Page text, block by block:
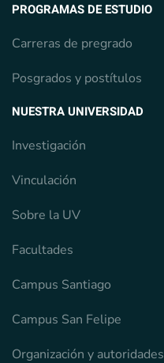
PROGRAMAS DE ESTUDIO
Carreras de pregrado
Posgrados y postítulos
NUESTRA UNIVERSIDAD
Investigación
Vinculación
Sobre la UV
Facultades
Campus Santiago
Campus San Felipe
Organización y autoridades